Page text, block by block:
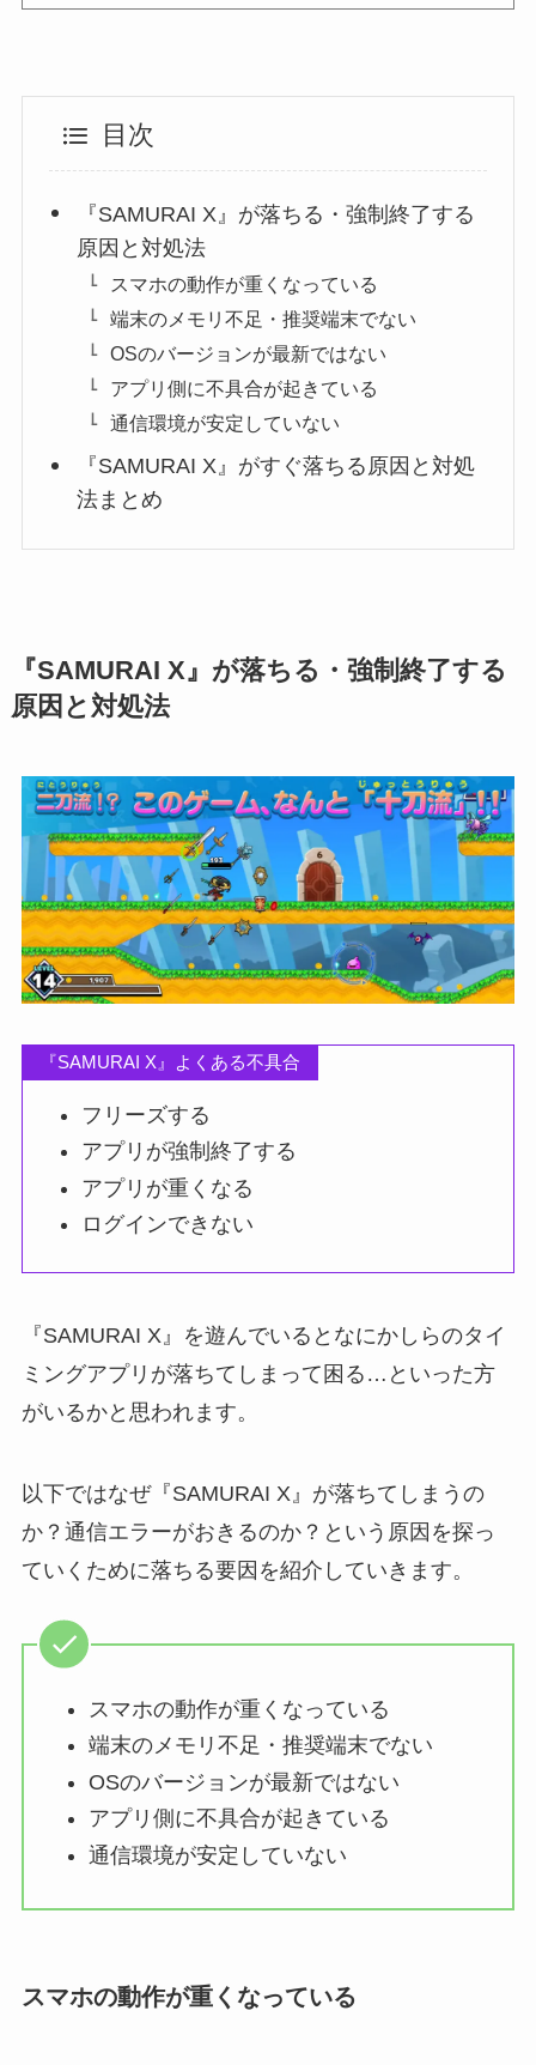
目次
『SAMURAI X』が落ちる・強制終了する
原因と対処法
スマホの動作が重くなっている
端末のメモリ不足・推奨端末でない
OSのバージョンが最新ではない
アプリ側に不具合が起きている
通信環境が安定していない
『SAMURAI X』がすぐ落ちる原因と対処
法まとめ
『SAMURAI X』が落ちる・強制終了する
原因と対処法
『SAMURAI X』よくある不具合
フリーズする
アプリが強制終了する
アプリが重くなる
ログインできない
『SAMURAI X』を遊んでいるとなにかしらのタイ
ミングアプリが落ちてしまって困る…といった方
がいるかと思われます。
以下ではなぜ『SAMURAI X』が落ちてしまうの
か？通信エラーがおきるのか？という原因を探っ
ていくために落ちる要因を紹介していきます。
スマホの動作が重くなっている
端末のメモリ不足・推奨端末でない
OSのバージョンが最新ではない
アプリ側に不具合が起きている
通信環境が安定していない
スマホの動作が重くなっている